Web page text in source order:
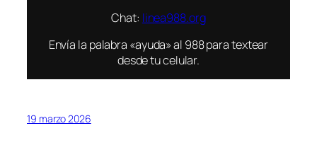
Chat: linea988.org
Envía la palabra «ayuda» al 988 para textear
desde tu celular.
19 marzo 2026